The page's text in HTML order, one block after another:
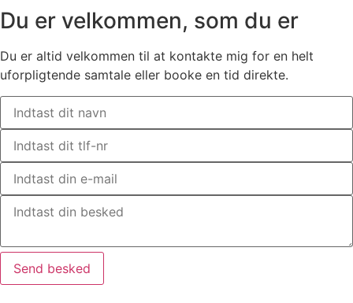
Du er velkommen, som du er
Du er altid velkommen til at kontakte mig for en helt
uforpligtende samtale eller booke en tid direkte.
Send besked